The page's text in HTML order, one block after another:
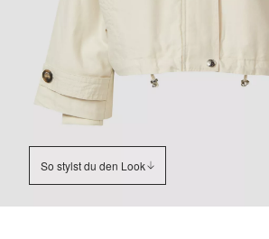
So stylst du den Look